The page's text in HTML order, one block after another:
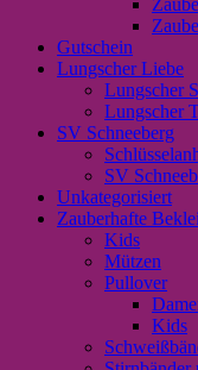
Gutschein
Lungscher Liebe
Lungscher
Lungscher
SV Schneeberg
SV
Unkategorisiert
Zauberhafte
Kids
Mützen
Pullover
Kids